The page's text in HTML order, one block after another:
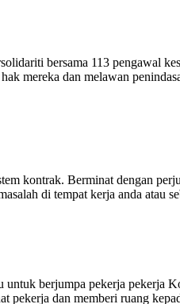
bersama 113 pengawal
mereka dan melawan
kontrak. Berminat dengan
di tempat kerja anda atau
berjumpa pekerja pekerja
pekerja dan memberi ruang